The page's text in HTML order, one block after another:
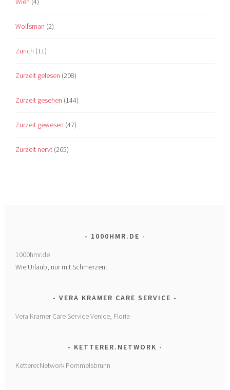
Wolfsman (2)
Zürich (11)
Zurzeit gelesen (208)
Zurzeit gesehen (144)
Zurzeit gewesen (47)
Zurzeit nervt (265)
1000HMR.DE
1000hmr.de
Wie Urlaub, nur mit Schmerzen!
VERA KRAMER CARE SERVICE
Vera Kramer Care Service Venice, Floria
KETTERER.NETWORK
Ketterer.Network Pommelsbrunn